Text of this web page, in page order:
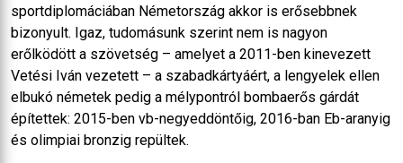
sportdiplomáciában Németország akkor is erősebbnek
bizonyult. Igaz, tudomásunk szerint nem is nagyon
erőlködött a szövetség – amelyet a 2011-ben kinevezett
Vetési Iván vezetett – a szabadkártyáért, a lengyelek ellen
elbukó németek pedig a mélypontról bombaerős gárdát
építettek: 2015-ben vb-negyeddöntőig, 2016-ban Eb-aranyig
és olimpiai bronzig repültek.